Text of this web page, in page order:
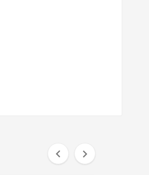
 